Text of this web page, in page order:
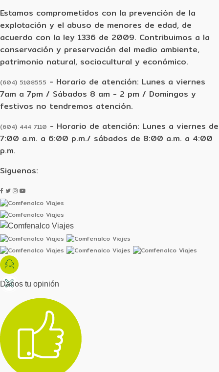
Estamos comprometidos con la prevención de la
explotación y el abuso de menores de edad, de
acuerdo con la ley 1336 de 2009. Contribuimos a la
conservación y preservación del medio ambiente,
patrimonio natural, sociocultural y económico.
(604) 5108555 - Horario de atención: Lunes a viernes
7am a 7pm / Sábados 8 am - 2 pm / Domingos y
festivos no tendremos atención.
(604) 444 7110 - Horario de atención: Lunes a viernes de
7:00 a.m. a 6:00 p.m./ sábados de 8:00 a.m. a 4:00
p.m.
Siguenos:
Danos tu opinión